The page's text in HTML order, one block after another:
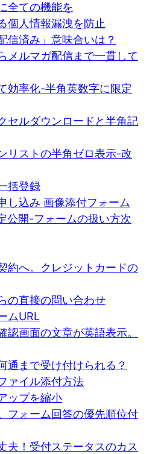
全ての機能を
個人情報漏洩を防止
信済み」意味合いは？
メルマガ配信まで一貫して
効率化-半角英数字に限定
セルダウンロードと半角記
リストの半角ゼロ表示-改
括登録
し込み 画像添付フォーム
公開-フォームの扱い方次
約へ。クレジットカードの
の直接の問い合わせ
ムURL
認画面の文章が英語表示。
通まで受け付けられる？
ァイル添付方法
ップを縮小
フォーム回答の優先順位付
夫！受付ステータスのカス